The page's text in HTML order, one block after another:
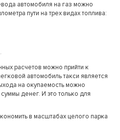
автомобиля на газ можно
пути на трех видах топлива:
расчетов можно прийти к
автомобиль такси является
на окупаемость можно
денег. И это только для
в масштабах целого парка